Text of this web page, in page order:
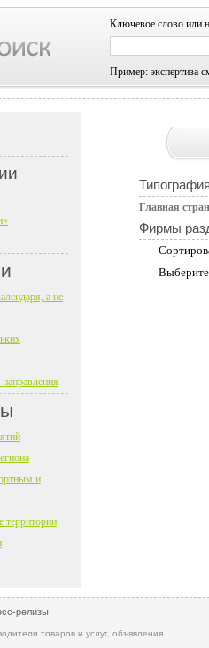
Ключевое слово или
Пример: экспертиза
Главная
Фирмы
а не
и
территории
релизы
товаров и услуг, объявления